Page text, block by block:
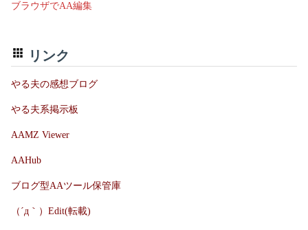
ブラウザでAA編集
リンク
やる夫の感想ブログ
やる夫系掲示板
AAMZ Viewer
AAHub
ブログ型AAツール保管庫
（´д｀）Edit(転載)